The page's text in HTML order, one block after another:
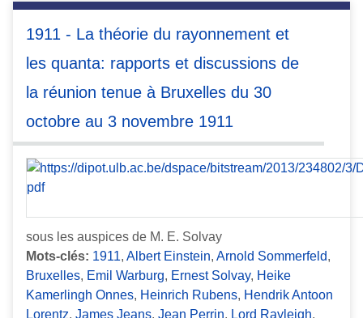
1911 - La théorie du rayonnement et
les quanta: rapports et discussions de
la réunion tenue à Bruxelles du 30
octobre au 3 novembre 1911
sous les auspices de M. E. Solvay
Mots-clés: 1911, Albert Einstein, Arnold Sommerfeld,
Bruxelles, Emil Warburg, Ernest Solvay, Heike
Kamerlingh Onnes, Heinrich Rubens, Hendrik Antoon
Lorentz, James Jeans, Jean Perrin, Lord Rayleigh,